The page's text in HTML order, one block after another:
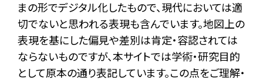
まの形でデジタル化したもので、現代においては適
切でないと思われる表現も含んでいます。地図上の
表現を基にした偏見や差別は肯定・容認されては
ならないものですが、本サイトでは学術・研究目的
として原本の通り表記しています。この点をご理解・